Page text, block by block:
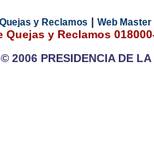
Quejas y Reclamos | Web Master
Quejas y Reclamos
2006 PRESIDENCIA DE